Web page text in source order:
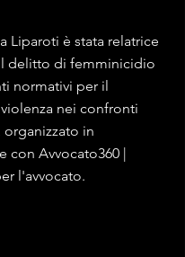
Liparoti è stata relatrice
delitto di femminicidio
normativi per il
nei confronti
in
con Avvocato360 |
l'avvocato.